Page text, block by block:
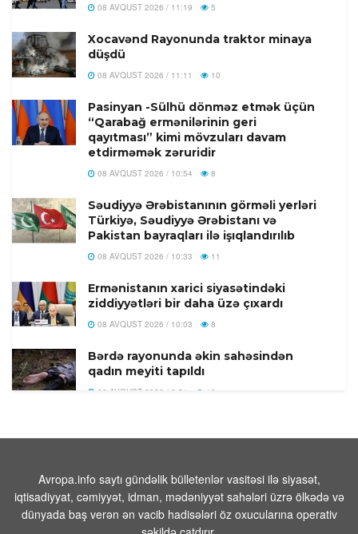
08 AVQUST 2026 / 11:19 5
Xocavənd Rayonunda traktor minaya
düşdü
08 AVQUST 2026 / 11:11 10
Pasinyan -Sülhü dönməz etmək üçün
“Qarabağ ermənilərinin geri
qayıtması” kimi mövzuları davam
etdirməmək zəruridir
08 AVQUST 2026 / 10:54 8
Səudiyyə Ərəbistanının görməli yerləri
Türkiyə, Səudiyyə Ərəbistanı və
Pakistan bayraqları ilə işıqlandırılıb
08 AVQUST 2026 / 10:33 11
Ermənistanın xarici siyasətindəki
ziddiyyətləri bir daha üzə çıxardı
08 AVQUST 2026 / 10:03 8
Bərdə rayonunda əkin sahəsindən
qadın meyiti tapıldı
08 AVQUST 2026 / 9:51 10
keçirib
Trampın yeni təyyarəsinın
çatışmazlıqlarını mediaya sızdıran şəxs
tapıldı
Avropa.info saytı gündəlik bülletenlər vasitəsi ilə siyasət,
iqtisadiyyat, cəmiyyət, idman, mədəniyyət sahələri üzrə ölkədə və
dünyada baş verən ən vacib hadisələri öz oxucularına operativ